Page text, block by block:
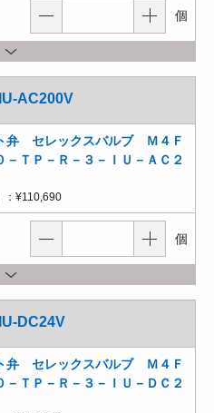
個
AC200V
弁 セレックスバルブ Ｍ４Ｆ
－ＴＰ－Ｒ－３－ＩＵ－ＡＣ２
¥110,690
個
DC24V
弁 セレックスバルブ Ｍ４Ｆ
－ＴＰ－Ｒ－３－ＩＵ－ＤＣ２